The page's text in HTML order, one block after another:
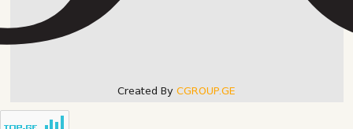
Created By CGROUP.GE